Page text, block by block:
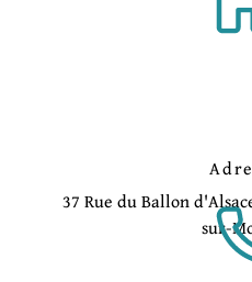
37 Rue du Ballon
sur-